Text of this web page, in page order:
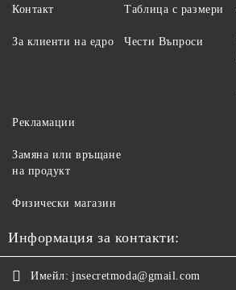
Контакт
За клиенти на едро
Таблица с размери
Чести Въпроси
Рекламации
Замяна или връщане
на продукт
Физически магазин
Информация за контакти:
Имейл: jnsecretmoda@gmail.com